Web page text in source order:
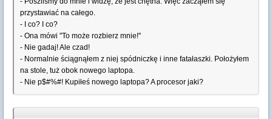
przystawiać na całego.
- I co? I co?
- Ona mówi "To może rozbierz mnie!"
- Nie gadaj! Ale czad!
- Normalnie ściągnąłem z niej spódniczkę i inne fatałaszki. Położyłem
na stole, tuż obok nowego laptopa.
- Nie p$#%#! Kupiłeś nowego laptopa? A procesor jaki?